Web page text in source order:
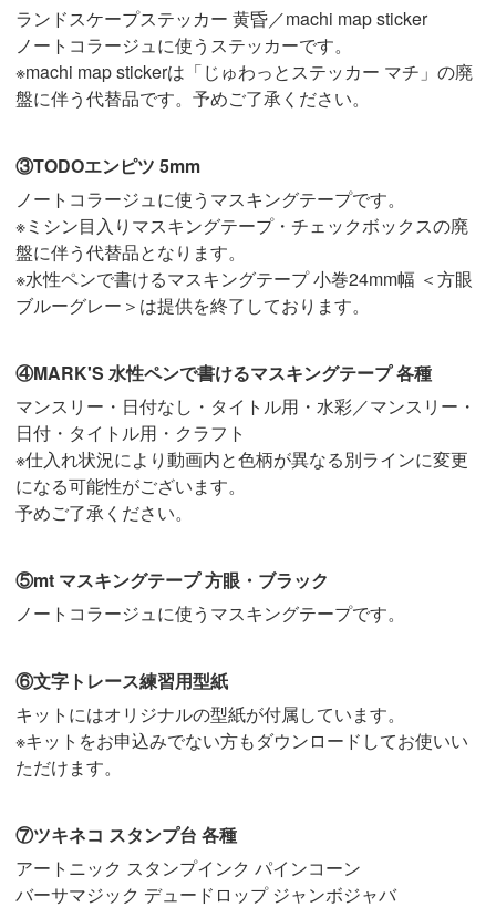
ランドスケープステッカー 黄昏／machi map sticker
ノートコラージュに使うステッカーです。
※machi map stickerは「じゅわっとステッカー マチ」の廃
盤に伴う代替品です。予めご了承ください。
③TODOエンピツ 5mm
ノートコラージュに使うマスキングテープです。
※ミシン目入りマスキングテープ・チェックボックスの廃
盤に伴う代替品となります。
※水性ペンで書けるマスキングテープ 小巻24mm幅 ＜方眼
ブルーグレー＞は提供を終了しております。
④MARK'S 水性ペンで書けるマスキングテープ 各種
マンスリー・日付なし・タイトル用・水彩／マンスリー・
日付・タイトル用・クラフト
※仕入れ状況により動画内と色柄が異なる別ラインに変更
になる可能性がございます。
予めご了承ください。
⑤mt マスキングテープ 方眼・ブラック
ノートコラージュに使うマスキングテープです。
⑥文字トレース練習用型紙
キットにはオリジナルの型紙が付属しています。
※キットをお申込みでない方もダウンロードしてお使いい
ただけます。
⑦ツキネコ スタンプ台 各種
アートニック スタンプインク パインコーン
バーサマジック デュードロップ ジャンボジャバ